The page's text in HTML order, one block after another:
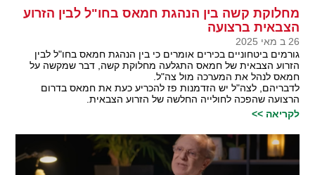
מחלוקת קשה בין הנהגת חמאס בחו"ל לבין הזרוע
הצבאית ברצועה
26 ב מאי 2025
גורמים ביטחוניים בכירים אומרים כי בין הנהגת חמאס בחו"ל לבין
הזרוע הצבאית של חמאס התגלעה מחלוקת קשה, דבר שמקשה על
חמאס לנהל את המערכה מול צה"ל.
לדבריהם, לצה"ל יש הזדמנות פז להכריע כעת את חמאס בדרום
הרצועה שהפכה לחולייה החלשה של הזרוע הצבאית.
לקריאה >>